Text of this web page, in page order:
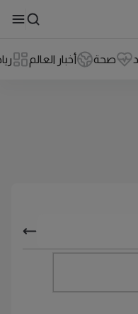
صحة أخبار العالم